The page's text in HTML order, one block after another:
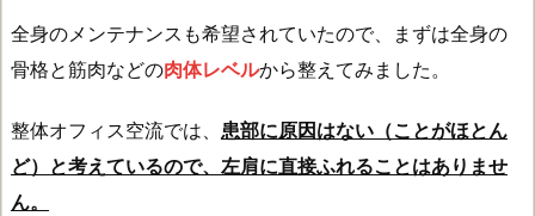
全身のメンテナンスも希望されていたので、まずは全身の
骨格と筋肉などの肉体レベルから整えてみました。
整体オフィス空流では、 患部に原因はない（ことがほとん
ど）と考えているので、左肩に直接ふれることはありませ
ん。